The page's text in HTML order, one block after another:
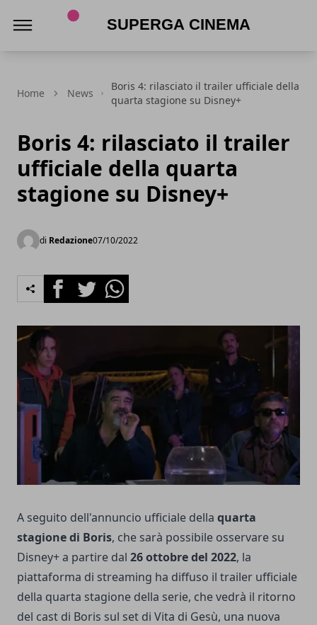
Home News
Boris 4: rilasciato il trailer ufficiale della
quarta stagione su Disney+
Boris 4: rilasciato il trailer
ufficiale della quarta
stagione su Disney+
di Redazione07/10/2022
FacebookTwitterWhatsapp
A seguito dell'annuncio ufficiale della quarta
stagione di Boris, che sarà possibile osservare su
Disney+ a partire dal 26 ottobre del 2022, la
piattaforma di streaming ha diffuso il trailer ufficiale
della quarta stagione della serie, che vedrà il ritorno
del cast di Boris sul set di Vita di Gesù, una nuova